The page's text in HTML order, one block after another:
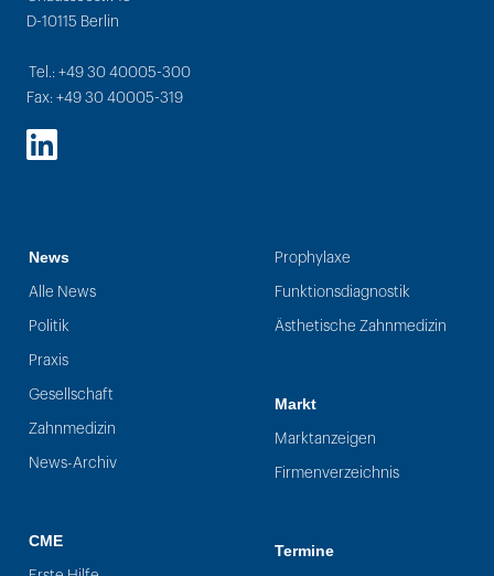
D-10115 Berlin
Tel.: +49 30 40005-300
Fax: +49 30 40005-319
LinkedIn
News
Alle News
Politik
Praxis
Gesellschaft
Zahnmedizin
News-Archiv
CME
Prophylaxe
Funktionsdiagnostik
Ästhetische Zahnmedizin
Markt
Marktanzeigen
Firmenverzeichnis
Termine